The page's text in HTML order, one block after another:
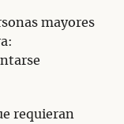
mayores
requieran